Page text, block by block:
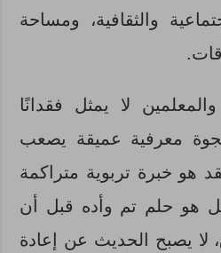
والثقافية، ومساحة
لا يمثل فقدانًا
معرفية عميقة يصعب
هو خبرة تربوية متراكمة
هو حلم تم وأده قبل أن
لا يصبح الحديث عن إعادة